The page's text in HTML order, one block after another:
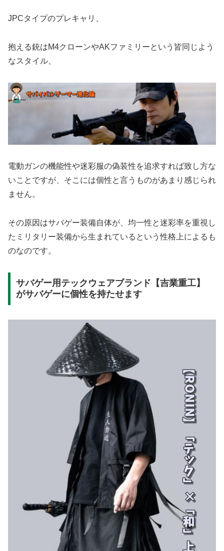
JPCタイプのプレキャリ、
抱える銃はM4クローンやAKファミリーという皆同じよう
なスタイル、
電動ガンの機能性や迷彩服の偽装性を追求すれば致し方な
いことですが、そこには個性と言うものがあまり感じられ
ません。
その原因はサバゲー装備自体が、均一性と迷彩率を重視し
たミリタリー装備から生まれているという性格上によるも
のなのです。
サバゲー用テックウェアブランド【吉業重工】
がサバゲーに個性を持たせます